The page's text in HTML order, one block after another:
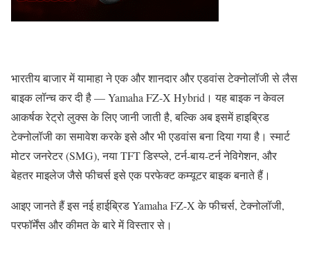
भारतीय बाजार में यामाहा ने एक और शानदार और एडवांस टेक्नोलॉजी से लैस
बाइक लॉन्च कर दी है — Yamaha FZ-X Hybrid। यह बाइक न केवल
आकर्षक रेट्रो लुक्स के लिए जानी जाती है, बल्कि अब इसमें हाइब्रिड
टेक्नोलॉजी का समावेश करके इसे और भी एडवांस बना दिया गया है। स्मार्ट
मोटर जनरेटर (SMG), नया TFT डिस्प्ले, टर्न-बाय-टर्न नेविगेशन, और
बेहतर माइलेज जैसे फीचर्स इसे एक परफेक्ट कम्यूटर बाइक बनाते हैं।
आइए जानते हैं इस नई हाईब्रिड Yamaha FZ-X के फीचर्स, टेक्नोलॉजी,
परफॉर्मेंस और कीमत के बारे में विस्तार से।